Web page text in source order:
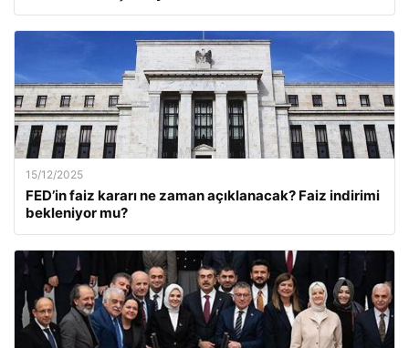
15/12/2025
FED’in faiz kararı ne zaman açıklanacak? Faiz indirimi
bekleniyor mu?